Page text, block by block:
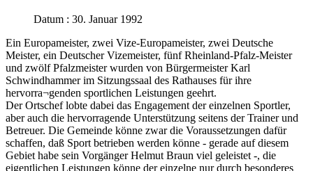
Datum : 30. Januar 1992
Ein Europameister, zwei Vize-Europameister, zwei Deutsche
Meister, ein Deutscher Vizemeister, fünf Rheinland-Pfalz-Meister
und zwölf Pfalzmeister wurden von Bürgermeister Karl
Schwindhammer im Sitzungssaal des Rathauses für ihre
hervorra¬genden sportlichen Leistungen geehrt.
Der Ortschef lobte dabei das Engagement der einzelnen Sportler,
aber auch die hervorragende Unterstützung seitens der Trainer und
Betreuer. Die Gemeinde könne zwar die Voraussetzungen dafür
schaffen, daß Sport betrieben werden könne - gerade auf diesem
Gebiet habe sein Vorgänger Helmut Braun viel geleistet -, die
eigentlichen Leistungen könne der einzelne nur durch besonderes